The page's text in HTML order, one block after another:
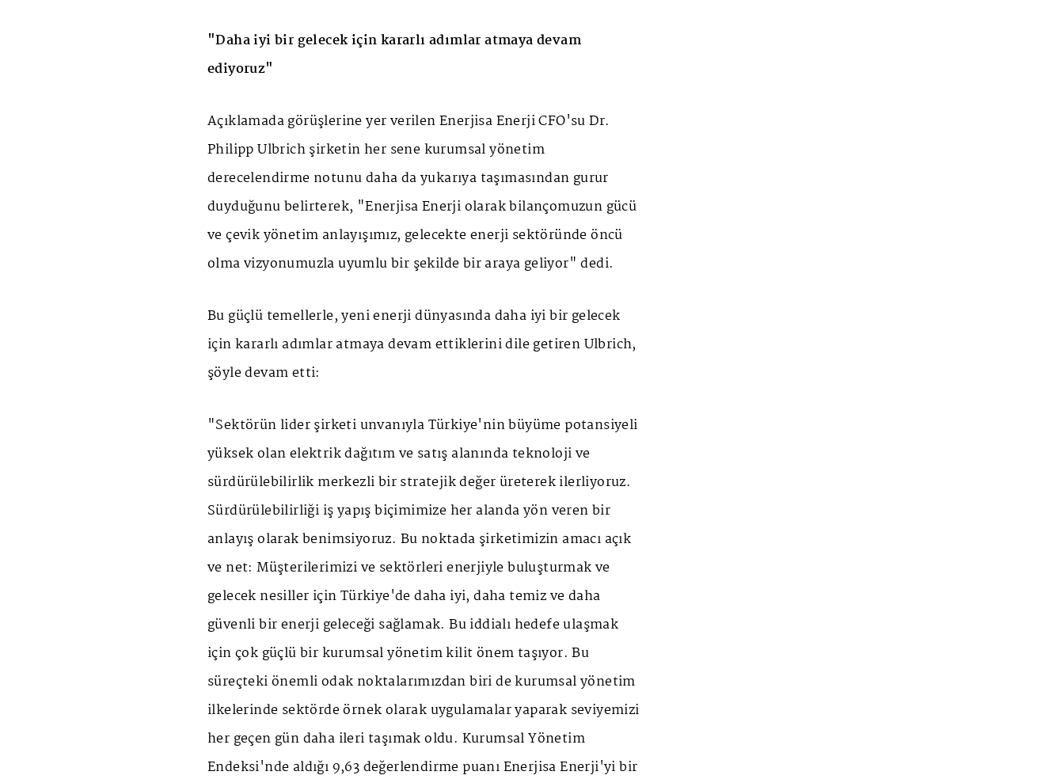
"Daha iyi bir gelecek için kararlı adımlar atmaya devam
ediyoruz"
Açıklamada görüşlerine yer verilen Enerjisa Enerji CFO'su Dr.
Philipp Ulbrich şirketin her sene kurumsal yönetim
derecelendirme notunu daha da yukarıya taşımasından gurur
duyduğunu belirterek, "Enerjisa Enerji olarak bilançomuzun gücü
ve çevik yönetim anlayışımız, gelecekte enerji sektöründe öncü
olma vizyonumuzla uyumlu bir şekilde bir araya geliyor" dedi.
Bu güçlü temellerle, yeni enerji dünyasında daha iyi bir gelecek
için kararlı adımlar atmaya devam ettiklerini dile getiren Ulbrich,
şöyle devam etti:
"Sektörün lider şirketi unvanıyla Türkiye'nin büyüme potansiyeli
yüksek olan elektrik dağıtım ve satış alanında teknoloji ve
sürdürülebilirlik merkezli bir stratejik değer üreterek ilerliyoruz.
Sürdürülebilirliği iş yapış biçimimize her alanda yön veren bir
anlayış olarak benimsiyoruz. Bu noktada şirketimizin amacı açık
ve net: Müşterilerimizi ve sektörleri enerjiyle buluşturmak ve
gelecek nesiller için Türkiye'de daha iyi, daha temiz ve daha
güvenli bir enerji geleceği sağlamak. Bu iddialı hedefe ulaşmak
için çok güçlü bir kurumsal yönetim kilit önem taşıyor. Bu
süreçteki önemli odak noktalarımızdan biri de kurumsal yönetim
ilkelerinde sektörde örnek olarak uygulamalar yaparak seviyemizi
her geçen gün daha ileri taşımak oldu. Kurumsal Yönetim
Endeksi'nde aldığı 9,63 değerlendirme puanı Enerjisa Enerji'yi bir